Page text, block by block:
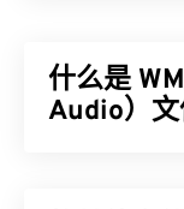
什么是
Audio）文